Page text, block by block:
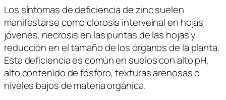
Los síntomas de deficiencia de zinc suelen
manifestarse como clorosis interveinal en hojas
jóvenes, necrosis en las puntas de las hojas y
reducción en el tamaño de los órganos de la planta.
Esta deficiencia es común en suelos con alto pH,
alto contenido de fósforo, texturas arenosas o
niveles bajos de materia orgánica.